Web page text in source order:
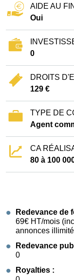
AIDE AU
Oui
0
DROITS
129 €
TYPE DE
Agent
CA
80 à 100
Redevance de
69€ HT/mois
annonces
Redevance
0
Royalties :